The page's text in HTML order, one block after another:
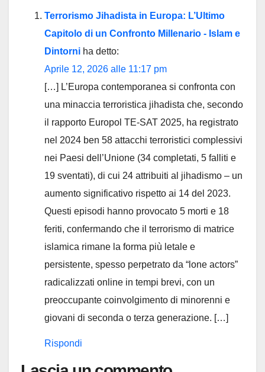
Terrorismo Jihadista in Europa: L’Ultimo
Capitolo di un Confronto Millenario - Islam e
Dintorni ha detto:
Aprile 12, 2026 alle 11:17 pm
[…] L’Europa contemporanea si confronta con
una minaccia terroristica jihadista che, secondo
il rapporto Europol TE-SAT 2025, ha registrato
nel 2024 ben 58 attacchi terroristici complessivi
nei Paesi dell’Unione (34 completati, 5 falliti e
19 sventati), di cui 24 attribuiti al jihadismo – un
aumento significativo rispetto ai 14 del 2023.
Questi episodi hanno provocato 5 morti e 18
feriti, confermando che il terrorismo di matrice
islamica rimane la forma più letale e
persistente, spesso perpetrato da “lone actors”
radicalizzati online in tempi brevi, con un
preoccupante coinvolgimento di minorenni e
giovani di seconda o terza generazione. […]
Rispondi